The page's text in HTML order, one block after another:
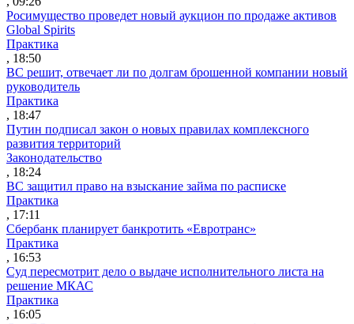
Росимущество проведет новый аукцион по продаже активов
Global Spirits
Практика
, 18:50
ВС решит, отвечает ли по долгам брошенной компании новый
руководитель
Практика
, 18:47
Путин подписал закон о новых правилах комплексного
развития территорий
Законодательство
, 18:24
ВС защитил право на взыскание займа по расписке
Практика
, 17:11
Сбербанк планирует банкротить «Евротранс»
Практика
, 16:53
Суд пересмотрит дело о выдаче исполнительного листа на
решение МКАС
Практика
, 16:05